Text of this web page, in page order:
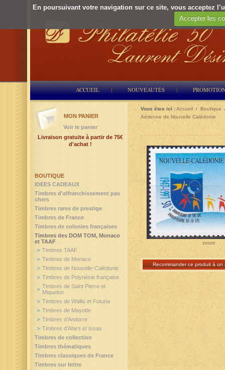
En poursuivant votre navigation sur ce site, vous acceptez
Accepter les
ACCUEIL NOUVEAUTÉS
Vous êtes ici :Accueil / Boutique
Aérienne de Nouvelle Calédonie
zoom
Recommander ce produit à un
BOUTIQUE
IDEES CADEAUX
Timbres d'affranchissement pas
chers
Timbres rares de prestige
Timbres de France
Timbres de colonies françaises
Timbres des DOM TOM, Monaco
et TAAF
Timbres TAAF
Timbres de Monaco
Timbres de Nouvelle-Calédonie
Timbres de Polynésie française
Timbres de Saint Pierre et
Miquelon
Timbres de Wallis et Futuna
Timbres de Mayotte
Timbres d'Andorre
Timbres d'Afars et Issas
Timbres de collection
Timbres thématiques
Timbres classiques de France
Timbres sur lettre
MON PANIER
Voir le panier
Livraison gratuite à partir de 75€
d'achat !